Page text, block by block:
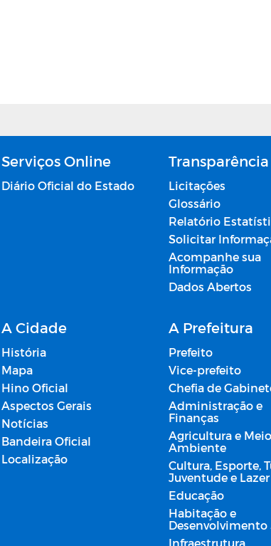
Serviços Online
Diário Oficial do Estado
Transparência
Licitações
Glossário
Relatório
Solicitar
Acompanhe sua
Informação
Dados Abertos
A Cidade
História
Mapa
Hino Oficial
Aspectos Gerais
Notícias
Bandeira Oficial
Localização
A Prefeitura
Prefeito
Vice-prefeito
Chefia de
Administração e
Finanças
Agricultura e Meio
Ambiente
Cultura, Esporte,
Juventude e Lazer
Educação
Habitação e
Desenvolvimento
Infraestrutura